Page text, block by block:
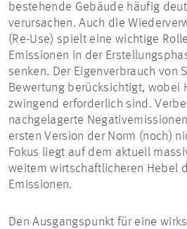
bestehende Gebäude häufig
verursachen. Auch die
(Re-Use) spielt eine wichtige
Emissionen in der
senken. Der Eigenverbrauch von
Bewertung berücksichtigt, wobei
zwingend erforderlich sind.
nachgelagerte
ersten Version der Norm (noch)
Fokus liegt auf dem aktuell
weitem wirtschaftlicheren Hebel
Emissionen.
Den Ausgangspunkt für eine